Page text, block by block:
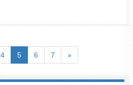
4 5(atual)
6 7 »Avançar